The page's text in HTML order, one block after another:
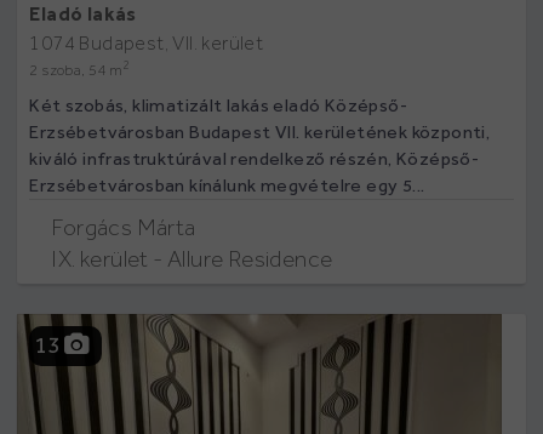
Eladó lakás
1074 Budapest, VII. kerület
2 szoba, 54 m 2
Két szobás, klimatizált lakás eladó Középső-
Erzsébetvárosban Budapest VII. kerületének központi,
kiváló infrastruktúrával rendelkező részén, Középső-
Erzsébetvárosban kínálunk megvételre egy 5...
Forgács Márta
IX. kerület - Allure Residence
13